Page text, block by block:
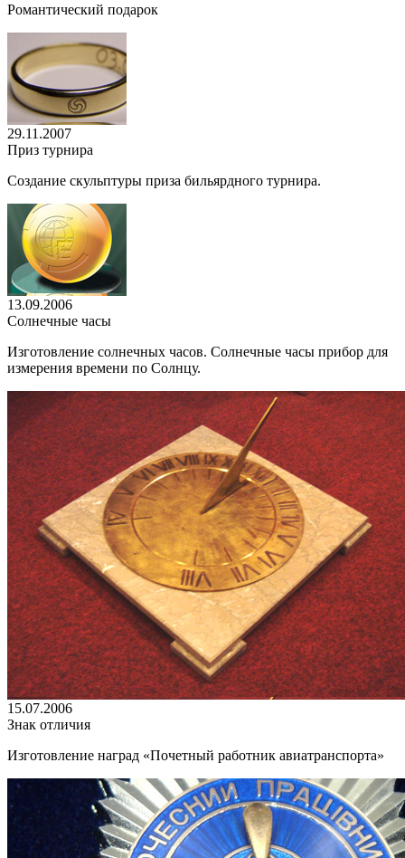
Романтический подарок
29.11.2007
Приз турнира
Создание скульптуры приза бильярдного турнира.
13.09.2006
Солнечные часы
Изготовление солнечных часов. Солнечные часы прибор для
измерения времени по Солнцу.
15.07.2006
Знак отличия
Изготовление наград «Почетный работник авиатранспорта»